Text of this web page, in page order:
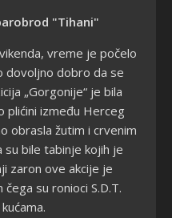
"Tihani"
vreme je počelo
dovoljno dobro da se
„Gorgonije“ je bila
plićini između Herceg
obrasla žutim i crvenim
su bile tabinje kojih je
zaron ove akcije je
su ronioci S.D.T.